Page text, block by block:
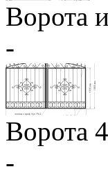
Ворота
-
Ворота
-